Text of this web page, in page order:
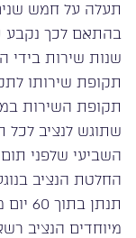
תעלה על חמש
בהתאם לכך נקבע
שנות שירות
תקופת שירותו
תקופת השירות
שתוגש לנציב
השביעי שלפני
החלטת הנציב